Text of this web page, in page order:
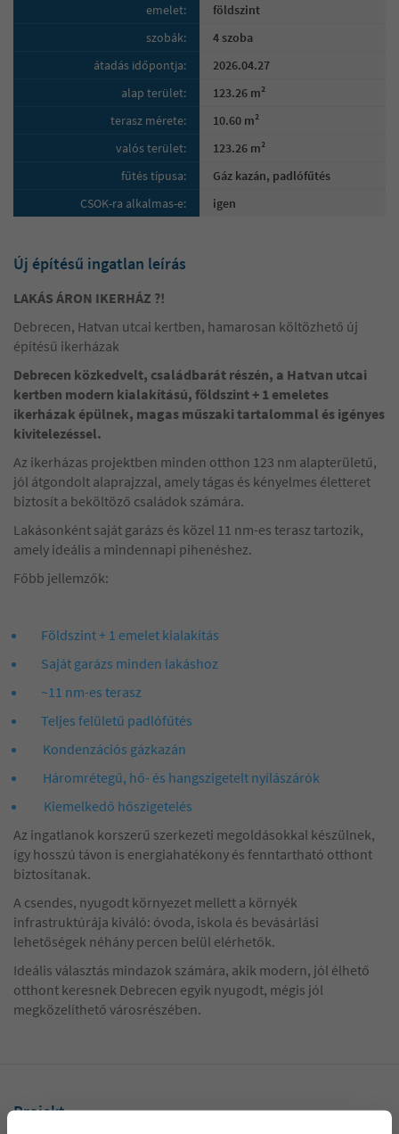
emelet:
földszint
szobák:
4 szoba
átadás időpontja:
2026.04.27
alap terület:
123.26 m²
terasz mérete:
10.60 m²
valós terület:
123.26 m²
fűtés típusa:
Gáz kazán, padlófűtés
CSOK-ra alkalmas-e:
igen
Új építésű ingatlan leírás
LAKÁS ÁRON IKERHÁZ ?!
Debrecen, Hatvan utcai kertben, hamarosan költözhető új
építésű ikerházak
Debrecen közkedvelt, családbarát részén, a Hatvan utcai
kertben modern kialakítású, földszint + 1 emeletes
ikerházak épülnek, magas műszaki tartalommal és igényes
kivitelezéssel.
Az ikerházas projektben minden otthon 123 nm alapterületű,
jól átgondolt alaprajzzal, amely tágas és kényelmes életteret
biztosít a beköltöző családok számára.
Lakásonként saját garázs és közel 11 nm-es terasz tartozik,
amely ideális a mindennapi pihenéshez.
Főbb jellemzők:
Földszint + 1 emelet kialakítás
Saját garázs minden lakáshoz
~11 nm-es terasz
Teljes felületű padlófűtés
Kondenzációs gázkazán
Háromrétegű, hő- és hangszigetelt nyílászárók
Kiemelkedő hőszigetelés
Az ingatlanok korszerű szerkezeti megoldásokkal készülnek,
így hosszú távon is energiahatékony és fenntartható otthont
biztosítanak.
A csendes, nyugodt környezet mellett a környék
infrastruktúrája kiváló: óvoda, iskola és bevásárlási
lehetőségek néhány percen belül elérhetők.
Ideális választás mindazok számára, akik modern, jól élhető
otthont keresnek Debrecen egyik nyugodt, mégis jól
megközelíthető városrészében.
Projekt